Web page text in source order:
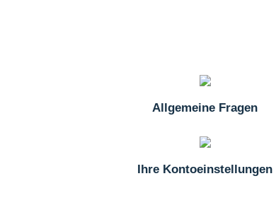
Allgemeine Fragen
Ihre Kontoeinstellungen